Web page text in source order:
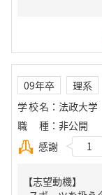
09年卒 理系
学校名 ： 法政大学
職種 ： 非公開
感謝
1
【志望動機】